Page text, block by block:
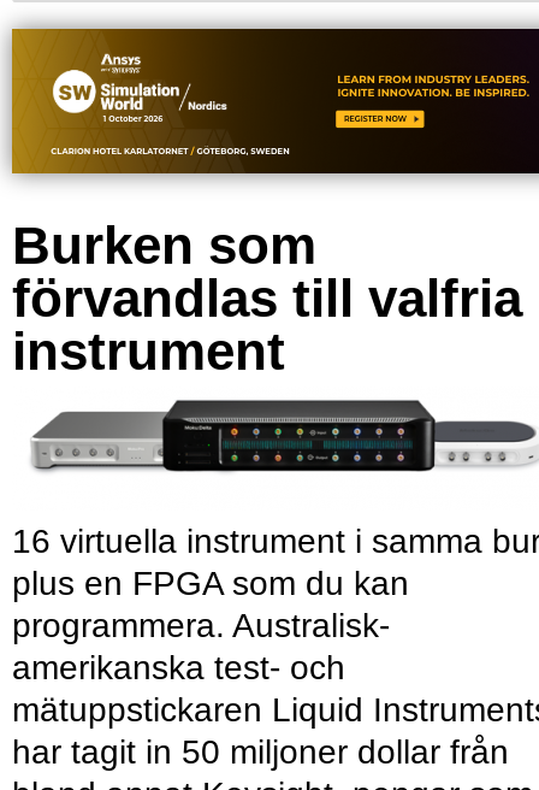
Burken som
förvandlas till valfria
instrument
16 virtuella instrument i samma
plus en FPGA som du kan
programmera. Australisk-
amerikanska test- och
mätuppstickaren Liquid
har tagit in 50 miljoner dollar från